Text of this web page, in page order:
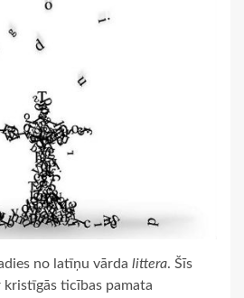
no latīņu vārda littera. Šīs
kristīgās ticības pamata